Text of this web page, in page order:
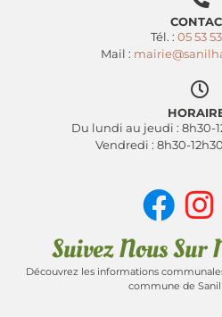
Tél. : 05 53 53
Mail :
Du lundi au jeudi : 8h30-
Vendredi : 8h30-
Suivez Nous Sur
Découvrez les informations
commune de